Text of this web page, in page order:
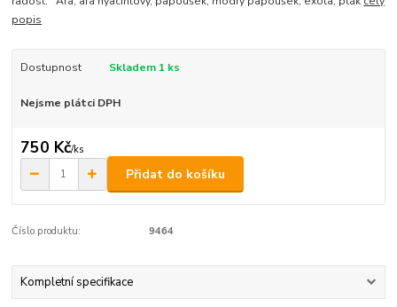
popis
Dostupnost Skladem 1 ks
Nejsme plátci DPH
750 Kč/ks
Přidat do košíku
Číslo produktu: 9464
Kompletní specifikace